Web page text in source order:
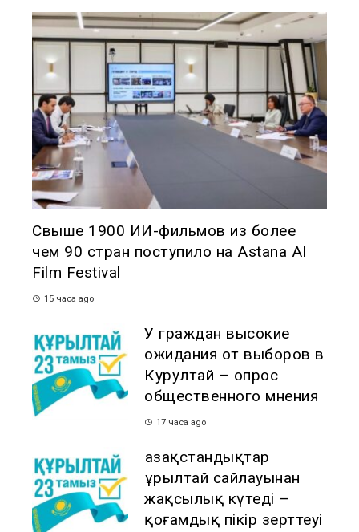
Свыше 1900 ИИ-фильмов из более
чем 90 стран поступило на Astana AI
Film Festival
15 часа ago
У граждан высокие
ожидания от выборов в
Курултай – опрос
общественного мнения
17 часа ago
Қазақстандықтар
Құрылтай сайлауынан
жақсылық күтеді –
қоғамдық пікір зерттеуі